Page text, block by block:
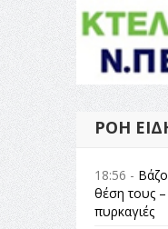
ΡΟΉ
18:56 -
θέση τους
πυρκαγιές